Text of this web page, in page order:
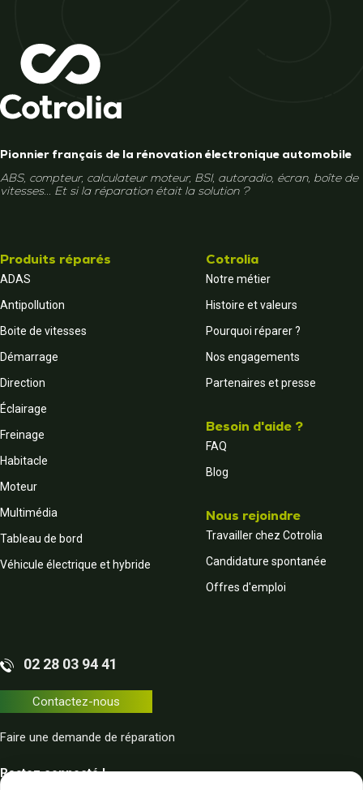
Pionnier français de la rénovation électronique automobile
ABS, compteur, calculateur moteur, BSI, autoradio, écran, boîte de
vitesses... Et si la réparation était la solution ?
Produits réparés
ADAS
Antipollution
Boite de vitesses
Démarrage
Direction
Éclairage
Freinage
Habitacle
Moteur
Multimédia
Tableau de bord
Véhicule électrique et hybride
Cotrolia
Notre métier
Histoire et valeurs
Pourquoi réparer ?
Nos engagements
Partenaires et presse
Besoin d'aide ?
FAQ
Blog
Nous rejoindre
Travailler chez Cotrolia
Candidature spontanée
Offres d'emploi
02 28 03 94 41
Contactez-nous
Faire une demande de réparation
Restez connecté !